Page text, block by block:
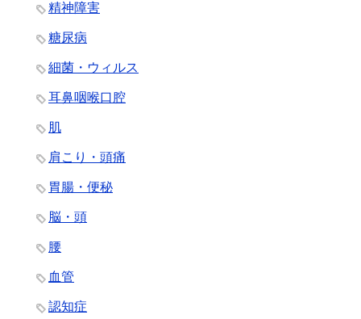
精神障害
糖尿病
細菌・ウィルス
耳鼻咽喉口腔
肌
肩こり・頭痛
胃腸・便秘
脳・頭
腰
血管
認知症